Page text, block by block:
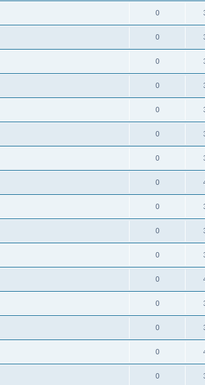
0
0
0
0
0
0
0
0
0
0
0
0
0
0
0
0